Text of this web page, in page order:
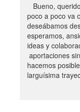
Bueno,
poco a poco va
deseábamos
esperamos,
ideas y
aportaciones
hacemos
larguísima